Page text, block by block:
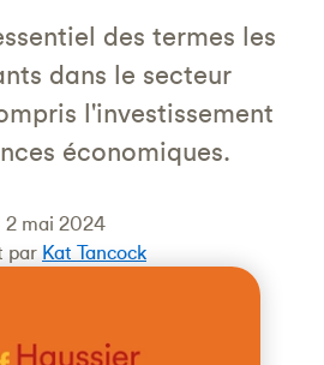
des termes les
dans le secteur
l'investissement
économiques.
2 mai 2024
par Kat Tancock